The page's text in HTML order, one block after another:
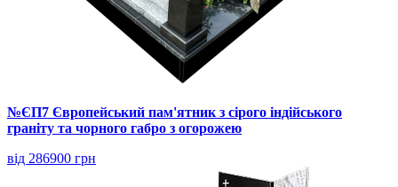
№ЄП7 Європейський пам'ятник з сірого індійського
граніту та чорного габро з огорожею
від 286900 грн